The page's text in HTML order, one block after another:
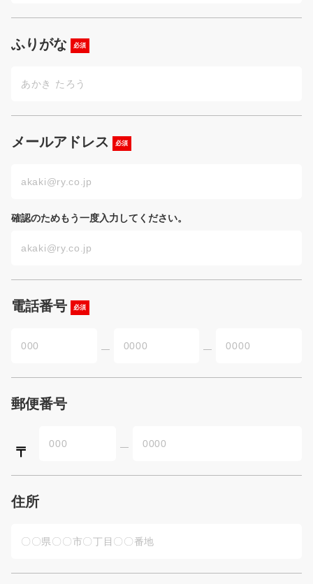
ふりがな 必須
メールアドレス 必須
確認のためもう一度入力してください。
電話番号 必須
郵便番号
住所